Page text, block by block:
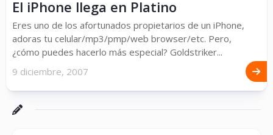
El iPhone llega en Platino
Eres uno de los afortunados propietarios de un iPhone,
adoras tu celular/mp3/pmp/web browser/etc. Pero,
¿cómo puedes hacerlo más especial? Goldstriker...
9 diciembre, 2007